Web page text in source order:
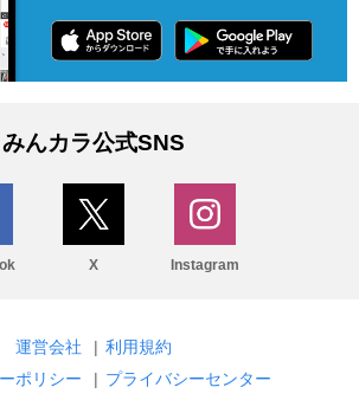
みんカラ公式SNS
X Instagram
運営会社 | 利用規約
ポリシー
| プライバシーセンター